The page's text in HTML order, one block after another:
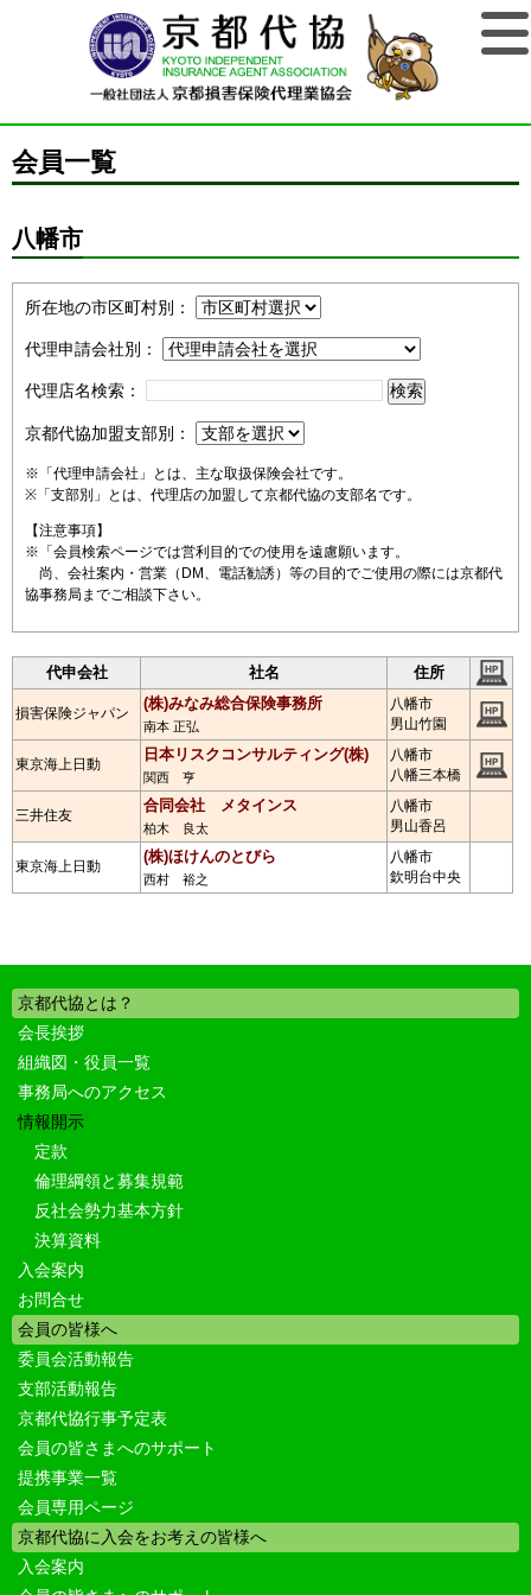
会員一覧
八幡市
所在地の市区町村別：
代理申請会社別：
代理店名検索：
京都代協加盟支部別：
※「代理申請会社」とは、主な取扱保険会社です。
※「支部別」とは、代理店の加盟して京都代協の支部名です。
【注意事項】
※「会員検索ページでは営利目的での使用を遠慮願います。
尚、会社案内・営業（DM、電話勧誘）等の目的でご使用の際には京都代
協事務局までご相談下さい。
代申会社 社名 住所
損害保険ジャパン
(株)みなみ総合保険事務所
南本 正弘
八幡市
男山竹園
東京海上日動
日本リスクコンサルティング(株)
関西 亨
八幡市
八幡三本橋
三井住友
合同会社 メタインス
柏木 良太
八幡市
男山香呂
東京海上日動
(株)ほけんのとびら
西村 裕之
八幡市
欽明台中央
京都代協とは？
会長挨拶
組織図・役員一覧
事務局へのアクセス
情報開示
定款
倫理綱領と募集規範
反社会勢力基本方針
決算資料
入会案内
お問合せ
会員の皆様へ
委員会活動報告
支部活動報告
京都代協行事予定表
会員の皆さまへのサポート
提携事業一覧
会員専用ページ
京都代協に入会をお考えの皆様へ
入会案内